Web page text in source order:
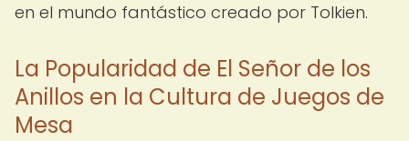
en el mundo fantástico creado por Tolkien.
La Popularidad de El Señor de los
Anillos en la Cultura de Juegos de
Mesa